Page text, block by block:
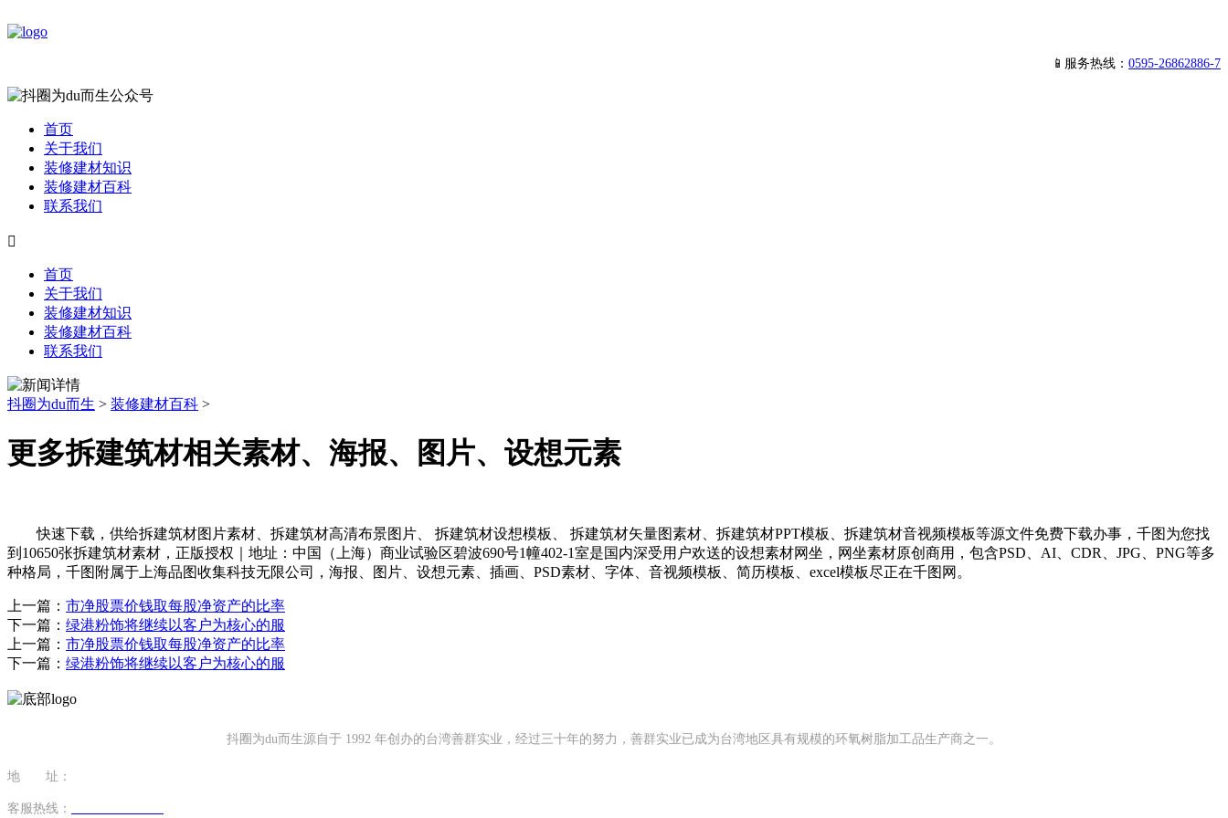
📱服务热线： 0595-26862886-7
首页
关于我们
装修建材知识
装修建材百科
联系我们

首页
关于我们
装修建材知识
装修建材百科
联系我们
抖圈为du而生 > 装修建材百科 >
更多拆建筑材相关素材、海报、图片、设想元素
快速下载，供给拆建筑材图片素材、拆建筑材高清布景图片、 拆建筑材设想模板、 拆建筑材矢量图素材、拆建筑材PPT模板、拆建筑材音视频模板等源文件免费下载办事，千图为您找
到10650张拆建筑材素材，正版授权｜地址：中国（上海）商业试验区碧波690号1幢402-1室是国内深受用户欢送的设想素材网坐，网坐素材原创商用，包含PSD、AI、CDR、JPG、PNG等多
种格局，千图附属于上海品图收集科技无限公司，海报、图片、设想元素、插画、PSD素材、字体、音视频模板、简历模板、excel模板尽正在千图网。
上一篇： 市净股票价钱取每股净资产的比率
下一篇： 绿港粉饰将继续以客户为核心的服
上一篇： 市净股票价钱取每股净资产的比率
下一篇： 绿港粉饰将继续以客户为核心的服
抖圈为du而生源自于 1992 年创办的台湾善群实业，经过三十年的努力，善群实业已成为台湾地区具有规模的环氧树脂加工品生产商之一。
地 址：
客服热线：